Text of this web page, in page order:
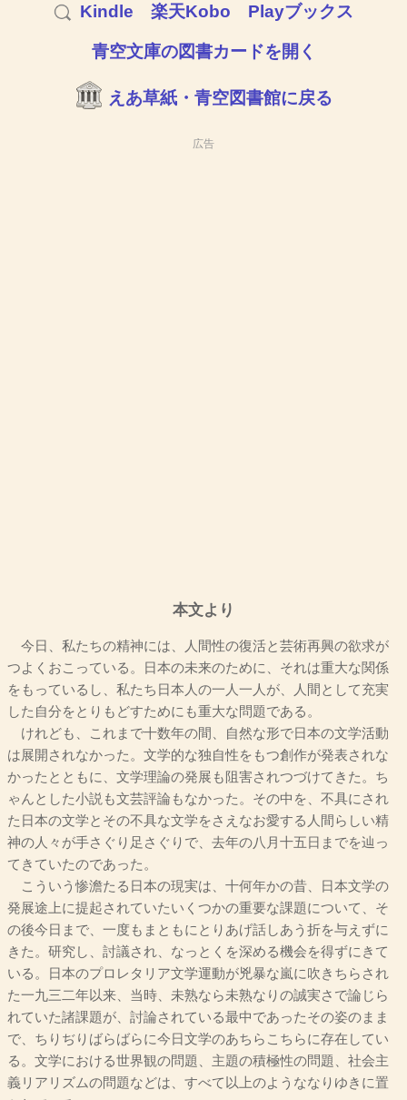
Kindle 楽天Kobo Playブックス
青空文庫の図書カードを開く
えあ草紙・青空図書館に戻る
広告
本文より
今日、私たちの精神には、人間性の復活と芸術再興の欲求が
つよくおこっている。日本の未来のために、それは重大な関係
をもっているし、私たち日本人の一人一人が、人間として充実
した自分をとりもどすためにも重大な問題である。
けれども、これまで十数年の間、自然な形で日本の文学活動
は展開されなかった。文学的な独自性をもつ創作が発表されな
かったとともに、文学理論の発展も阻害されつづけてきた。ち
ゃんとした小説も文芸評論もなかった。その中を、不具にされ
た日本の文学とその不具な文学をさえなお愛する人間らしい精
神の人々が手さぐり足さぐりで、去年の八月十五日までを辿っ
てきていたのであった。
こういう惨澹たる日本の現実は、十何年かの昔、日本文学の
発展途上に提起されていたいくつかの重要な課題について、そ
の後今日まで、一度もまともにとりあげ話しあう折を与えずに
きた。研究し、討議され、なっとくを深める機会を得ずにきて
いる。日本のプロレタリア文学運動が兇暴な嵐に吹きちらされ
た一九三二年以来、当時、未熟なら未熟なりの誠実さで論じら
れていた諸課題が、討論されている最中であったその姿のまま
で、ちりぢりばらばらに今日文学のあちらこちらに存在してい
る。文学における世界観の問題、主題の積極性の問題、社会主
義リアリズムの問題などは、すべて以上のようななりゆきに置